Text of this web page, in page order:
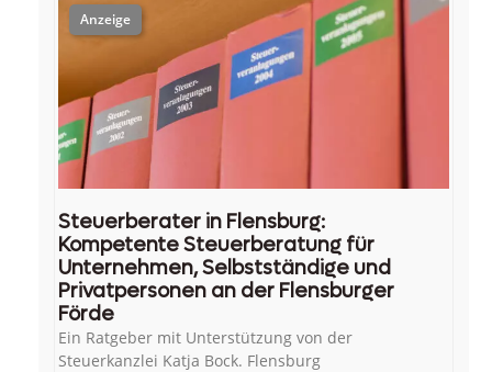
Steuerberater in Flensburg:
Kompetente Steuerberatung für
Unternehmen, Selbstständige und
Privatpersonen an der Flensburger
Förde
Ein Ratgeber mit Unterstützung von der
Steuerkanzlei Katja Bock. Flensburg